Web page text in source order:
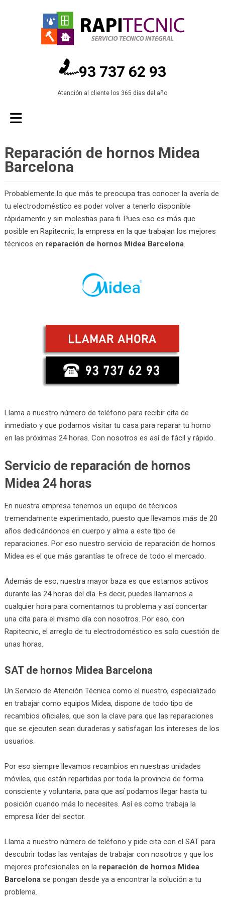
93 737 62 93
Atención al cliente los 365 días del año
Reparación de hornos Midea
Barcelona
Probablemente lo que más te preocupa tras conocer la avería de
tu electrodoméstico es poder volver a tenerlo disponible
rápidamente y sin molestias para ti. Pues eso es más que
posible en Rapitecnic, la empresa en la que trabajan los mejores
técnicos en reparación de hornos Midea Barcelona.
Llama a nuestro número de teléfono para recibir cita de
inmediato y que podamos visitar tu casa para reparar tu horno
en las próximas 24 horas. Con nosotros es así de fácil y rápido.
Servicio de reparación de hornos
Midea 24 horas
En nuestra empresa tenemos un equipo de técnicos
tremendamente experimentado, puesto que llevamos más de 20
años dedicándonos en cuerpo y alma a este tipo de
reparaciones. Por eso nuestro servicio de reparación de hornos
Midea es el que más garantías te ofrece de todo el mercado.
Además de eso, nuestra mayor baza es que estamos activos
durante las 24 horas del día. Es decir, puedes llamarnos a
cualquier hora para comentarnos tu problema y así concertar
una cita para el mismo día con nosotros. Por eso, con
Rapitecnic, el arreglo de tu electrodoméstico es solo cuestión de
unas horas.
SAT de hornos Midea Barcelona
Un Servicio de Atención Técnica como el nuestro, especializado
en trabajar como equipos Midea, dispone de todo tipo de
recambios oficiales, que son la clave para que las reparaciones
que se ejecuten sean duraderas y satisfagan los intereses de los
usuarios.
Por eso siempre llevamos recambios en nuestras unidades
móviles, que están repartidas por toda la provincia de forma
consciente y voluntaria, para que así podamos llegar hasta tu
posición cuando más lo necesites. Así es como trabaja la
empresa líder del sector.
Llama a nuestro número de teléfono y pide cita con el SAT para
descubrir todas las ventajas de trabajar con nosotros y que los
mejores profesionales en la reparación de hornos Midea
Barcelonase pongan desde ya a encontrar la solución a tu
problema.